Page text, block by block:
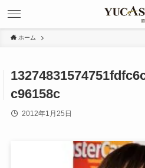
ホーム
c96158c
2012年1月25日